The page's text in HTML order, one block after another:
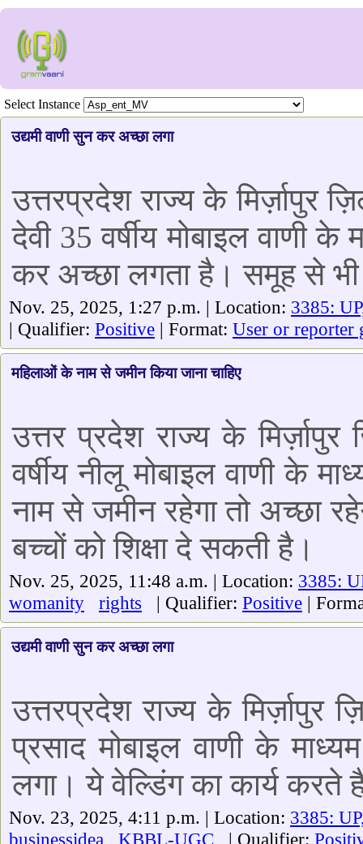
Select Instance
उद्यमी वाणी सुन कर अच्छा लगा
उत्तरप्रदेश राज्य के मिर्ज़ापुर
देवी 35 वर्षीय मोबाइल वाणी
कर अच्छा लगता है। समूह से
Nov. 25, 2025, 1:27 p.m. | Location: 3385:
| Qualifier: Positive | Format: User or reporter
महिलाओं के नाम से जमीन किया जाना चाहिए
उत्तर प्रदेश राज्य के
वर्षीय नीलू मोबाइल वाणी के
नाम से जमीन रहेगा तो अच्छा
बच्चों को शिक्षा दे सकती है।
Nov. 25, 2025, 11:48 a.m. | Location: 3385:
womanity
rights | Qualifier: Positive |
उद्यमी वाणी सुन कर अच्छा लगा
उत्तरप्रदेश राज्य के
प्रसाद मोबाइल वाणी के
लगा। ये वेल्डिंग का कार्य करते
Nov. 23, 2025, 4:11 p.m. | Location: 3385:
businessidea
KBBL-UGC | Qualifier: